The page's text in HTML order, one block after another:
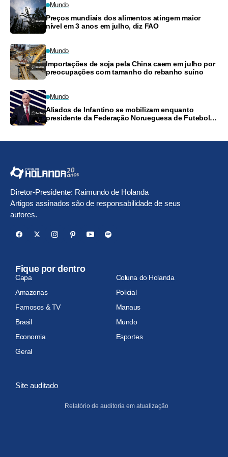
Mundo
Preços mundiais dos alimentos atingem maior
nível em 3 anos em julho, diz FAO
Mundo
Importações de soja pela China caem em julho por
preocupações com tamanho do rebanho suíno
Mundo
Aliados de Infantino se mobilizam enquanto
presidente da Federação Norueguesa de Futebol
Diretor-Presidente: Raimundo de Holanda
Artigos assinados são de responsabilidade de seus
autores.
Fique por dentro
Capa
Coluna do Holanda
Amazonas
Policial
Famosos & TV
Manaus
Brasil
Mundo
Economia
Esportes
Geral
Site auditado
Relatório de auditoria em atualização